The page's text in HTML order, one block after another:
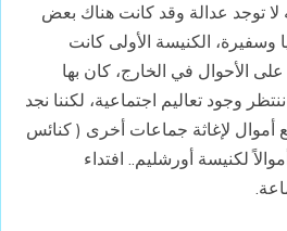
42-47 إلا إنه لا توجد عدالة وقد كانت هناك بعض
الكنيسة الأولى كانت
الأحوال في الخارج، كان بها
وجود تعاليم اجتماعية، لكننا نجد
أموال لإغاثة جماعات أخرى ( كنائس
لكنيسة أورشليم.. افتداء